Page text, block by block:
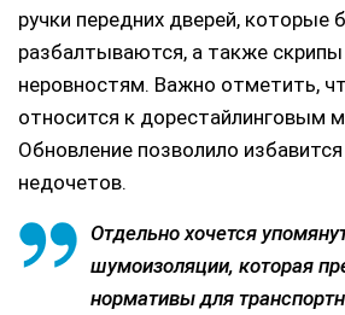
ручки передних дверей, которые
разбалтываются, а также
неровностям. Важно отметить,
относится к дорестайлинговым
Обновление позволило
недочетов.
Отдельно хочется
шумоизоляции, которая
нормативы для